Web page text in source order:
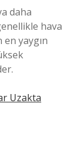
daha
hava
en yaygın
Uzakta